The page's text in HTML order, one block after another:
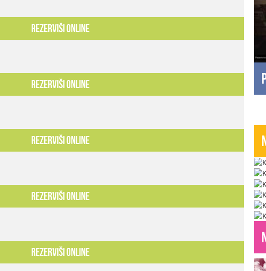
rezerviši online
rezerviši online
rezerviši online
rezerviši online
rezerviši online